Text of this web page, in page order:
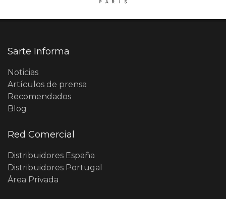
Sarte Informa
Noticias
Artículos de prensa
Recomendados
Blog
Red Comercial
Distribuidores España
Distribuidores Portugal
Área Privada